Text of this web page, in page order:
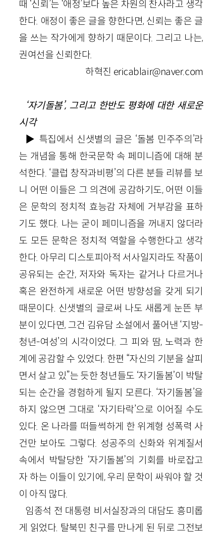
때 ‘신뢰’는 ‘애정’보다 높은 차원의 찬사라고 생각
한다. 애정이 좋은 글을 향한다면, 신뢰는 좋은 글
을 쓰는 작가에게 향하기 때문이다. 그리고 나는,
권여선을 신뢰한다.
하혁진 ericablair@naver.com
‘자기돌봄’, 그리고 한반도 평화에 대한 새로운
시각
▶ 특집에서 신샛별의 글은 ‘돌봄 민주주의’라
는 개념을 통해 한국문학 속 페미니즘에 대해 분
석한다. ‘클럽 창작과비평’의 다른 분들 리뷰를 보
니 어떤 이들은 그 의견에 공감하기도, 어떤 이들
은 문학의 정치적 효능감 자체에 거부감을 표하
기도 했다. 나는 굳이 페미니즘을 꺼내지 않더라
도 모든 문학은 정치적 역할을 수행한다고 생각
한다. 아무리 디스토피아적 서사일지라도 작품이
공유되는 순간, 저자와 독자는 같거나 다르거나
혹은 완전하게 새로운 어떤 방향성을 갖게 되기
때문이다. 신샛별의 글로써 나도 새롭게 눈뜬 부
분이 있다면, 그건 김유담 소설에서 풀어낸 ‘지방-
청년-여성’의 시각이었다. 그 피와 땀, 노력과 한
계에 공감할 수 있었다. 한편 “자신의 기분을 살피
면서 살고 있”는 듯한 청년들도 ‘자기돌봄’이 박탈
되는 순간을 경험하게 될지 모른다. ‘자기돌봄’을
하지 않으면 그대로 ‘자기타락’으로 이어질 수도
있다. 온 나라를 떠들썩하게 한 위계형 성폭력 사
건만 보아도 그렇다. 성공주의 신화와 위계질서
속에서 박탈당한 ‘자기돌봄’의 기회를 바로잡고
자 하는 이들이 있기에, 우리 문학이 싸워야 할 것
이 아직 많다.
임종석 전 대통령 비서실장과의 대담도 흥미롭
게 읽었다. 탈북민 친구를 만나게 된 뒤로 그전보